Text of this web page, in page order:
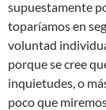
supuestamente
toparíamos en
voluntad
porque se cree
inquietudes, o
poco que